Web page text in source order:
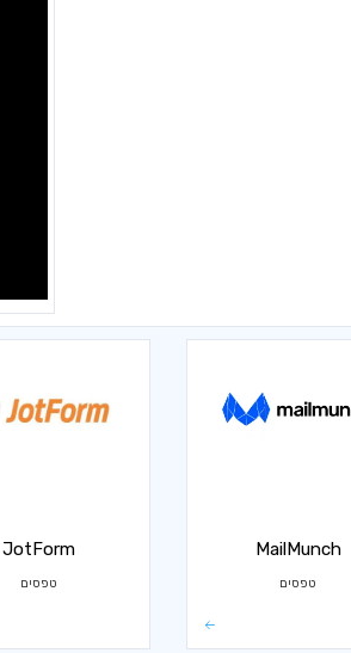
MailMunch
טפסים
JotForm
טפסים